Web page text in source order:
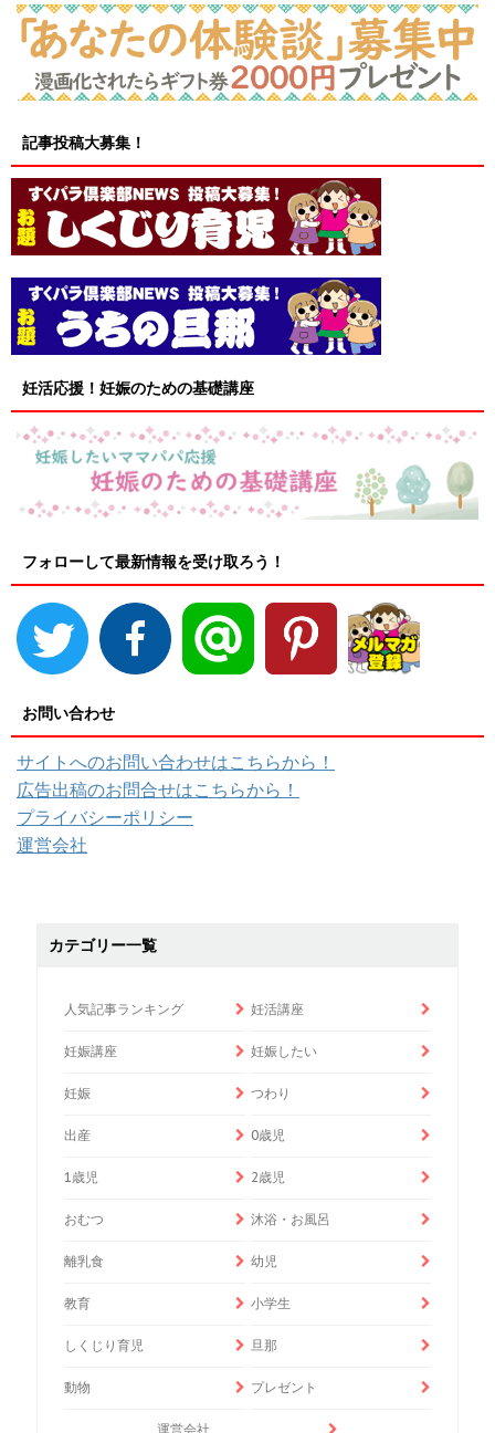
記事投稿大募集！
妊活応援！妊娠のための基礎講座
フォローして最新情報を受け取ろう！
お問い合わせ
サイトへのお問い合わせはこちらから！
広告出稿のお問合せはこちらから！
プライバシーポリシー
運営会社
カテゴリー一覧
人気記事ランキング 妊活講座
妊娠講座 妊娠したい
妊娠 つわり
出産 0歳児
1歳児 2歳児
おむつ 沐浴・お風呂
離乳食 幼児
教育 小学生
しくじり育児 旦那
動物 プレゼント
運営会社